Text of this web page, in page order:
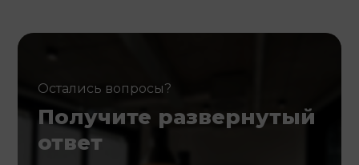
Остались вопросы?
Получите развернутый
ответ